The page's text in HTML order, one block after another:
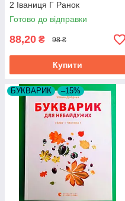
2 Іваниця Г Ранок
Готово до відправки
88,20 ₴ 98 ₴
Купити
БУКВАРИК –15%